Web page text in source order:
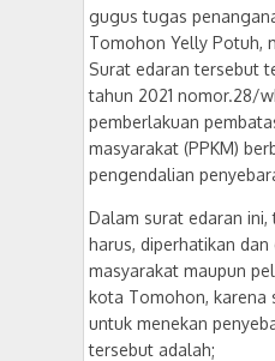
gugus tugas
Tomohon Yelly Potuh,
Surat edaran tersebut
tahun 2021 nomor.28/
pemberlakuan
masyarakat (PPKM)
pengendalian
Dalam surat edaran ini,
harus, diperhatikan
masyarakat maupun
kota Tomohon, karena
untuk menekan
tersebut adalah;